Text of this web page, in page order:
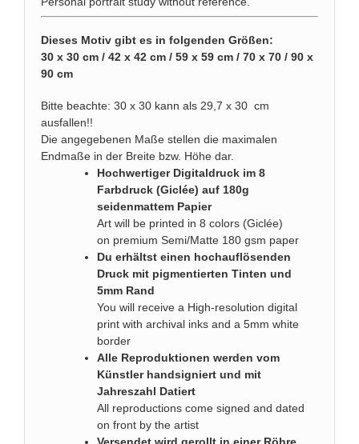
Dieses Motiv gibt es in folgenden Größen:
30 x 30 cm / 42 x 42 cm / 59 x 59 cm / 70 x 70 / 90 x
90 cm
Bitte beachte: 30 x 30 kann als 29,7 x 30 cm
ausfallen!!
Die angegebenen Maße stellen die maximalen
Endmaße in der Breite bzw. Höhe dar.
Hochwertiger Digitaldruck im 8
Farbdruck (Giclée) auf 180g
seidenmattem Papier
Art will be printed in 8 colors (Giclée)
on premium Semi/Matte 180 gsm paper
Du erhältst einen hochauflösenden
Druck mit pigmentierten Tinten und
5mm Rand
You will receive a High-resolution digital
print with archival inks and a 5mm white
border
Alle Reproduktionen werden vom
Künstler handsigniert und mit
Jahreszahl Datiert
All reproductions come signed and dated
on front by the artist